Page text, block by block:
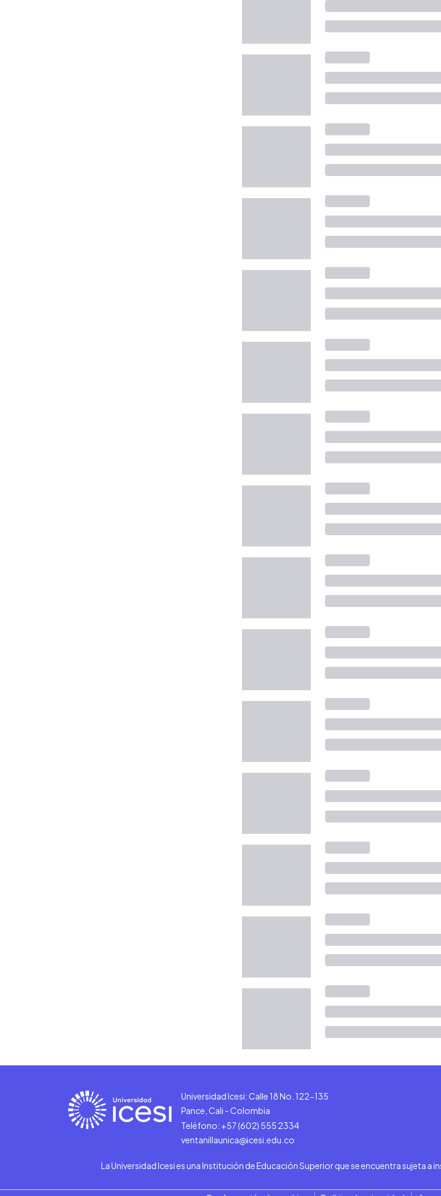
Universidad Icesi: Calle 18 No. 122-135
Pance, Cali - Colombia
Teléfono: +57 (602) 555 2334
ventanillaunica@icesi.edu.co
La Universidad Icesi es una Institución de Educación Superior que se encuentra sujeta